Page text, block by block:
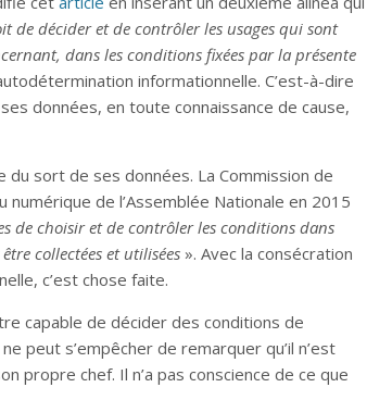
de décider et de contrôler les usages qui sont
dans les conditions fixées par la présente
informationnelle. C’est-à-dire
données, en toute connaissance de cause,
sort de ses données. La Commission de
de l’Assemblée Nationale en 2015
de choisir et de contrôler les conditions dans
collectées et utilisées ». Avec la consécration
c’est chose faite.
capable de décider des conditions de
peut s’empêcher de remarquer qu’il n’est
propre chef. Il n’a pas conscience de ce que